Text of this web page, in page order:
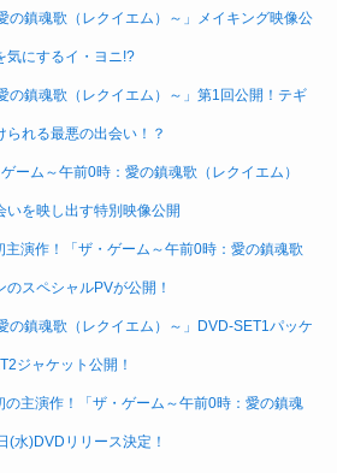
の鎮魂歌（レクイエム）～」メイキング映像公
気にするイ・ヨニ!?
の鎮魂歌（レクイエム）～」第1回公開！テギ
られる最悪の出会い！？
ーム～午前0時：愛の鎮魂歌（レクイエム）
いを映し出す特別映像公開
演作！「ザ・ゲーム～午前0時：愛の鎮魂歌
のスペシャルPVが公開！
の鎮魂歌（レクイエム）～」DVD-SET1パッケ
ジャケット公開！
の主演作！「ザ・ゲーム～午前0時：愛の鎮魂
(水)DVDリリース決定！